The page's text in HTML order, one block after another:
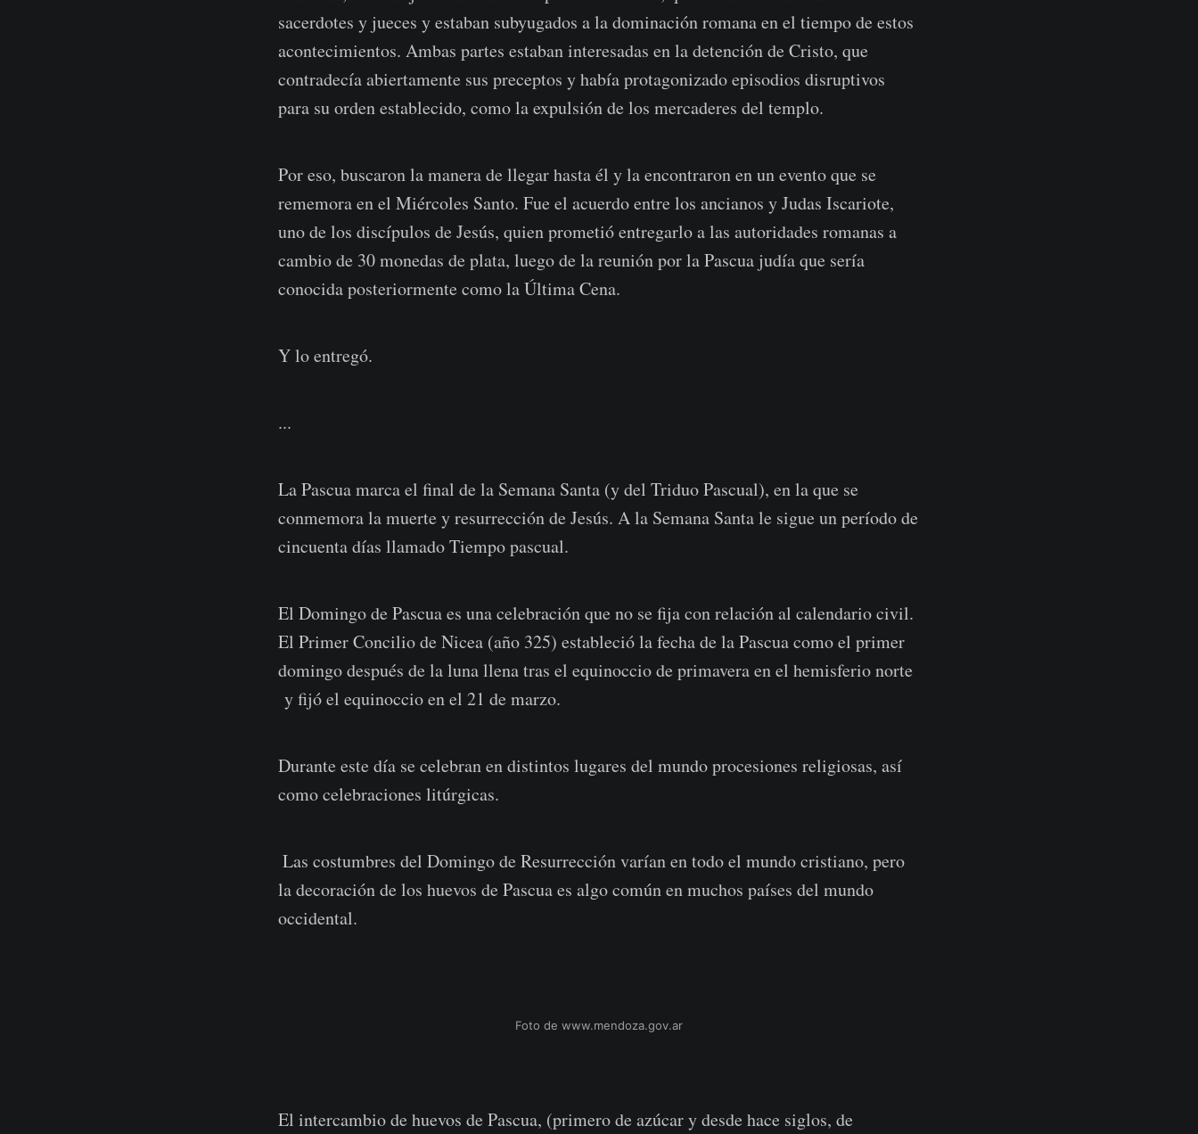
sacerdotes y jueces y estaban subyugados a la dominación romana en el tiempo de estos
acontecimientos. Ambas partes estaban interesadas en la detención de Cristo, que
contradecía abiertamente sus preceptos y había protagonizado episodios disruptivos
para su orden establecido, como la expulsión de los mercaderes del templo.
Por eso, buscaron la manera de llegar hasta él y la encontraron en un evento que se
rememora en el Miércoles Santo. Fue el acuerdo entre los ancianos y Judas Iscariote,
uno de los discípulos de Jesús, quien prometió entregarlo a las autoridades romanas a
cambio de 30 monedas de plata, luego de la reunión por la Pascua judía que sería
conocida posteriormente como la Última Cena.
Y lo entregó.
...
La Pascua marca el final de la Semana Santa (y del Triduo Pascual), en la que se
conmemora la muerte y resurrección de Jesús. A la Semana Santa le sigue un período de
cincuenta días llamado Tiempo pascual.
El Domingo de Pascua es una celebración que no se fija con relación al calendario civil.
El Primer Concilio de Nicea (año 325) estableció la fecha de la Pascua como el primer
domingo después de la luna llena tras el equinoccio de primavera en el hemisferio norte
y fijó el equinoccio en el 21 de marzo.
Durante este día se celebran en distintos lugares del mundo procesiones religiosas, así
como celebraciones litúrgicas.
​ Las costumbres del Domingo de Resurrección varían en todo el mundo cristiano, pero
la decoración de los huevos de Pascua es algo común en muchos países del mundo
occidental.
Foto de www.mendoza.gov.ar
El intercambio de huevos de Pascua, (primero de azúcar y desde hace siglos, de